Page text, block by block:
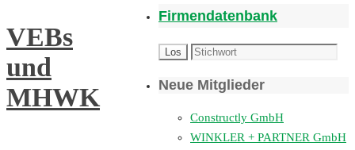
VEBs
und
MHWK
Firmendatenbank
Neue Mitglieder
Constructly GmbH
WINKLER + PARTNER GmbH